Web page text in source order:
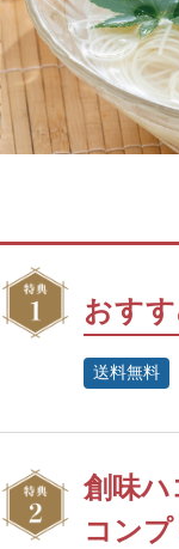
おす
送料無料
創味
コン